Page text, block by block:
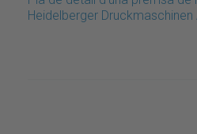
Heidelberger